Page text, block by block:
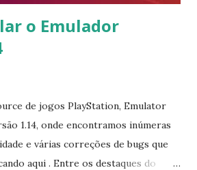
o Emulador
de jogos PlayStation, Emulator
1.14, onde encontramos inúmeras
e várias correções de bugs que
aqui . Entre os destaques do